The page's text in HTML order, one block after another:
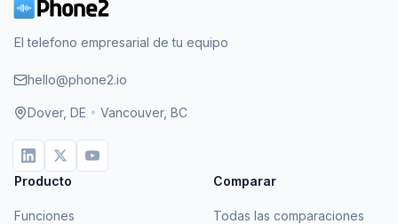
El telefono empresarial de tu equipo
hello@phone2.io
Dover, DE • Vancouver, BC
Producto
Funciones
Comparar
Todas las comparaciones